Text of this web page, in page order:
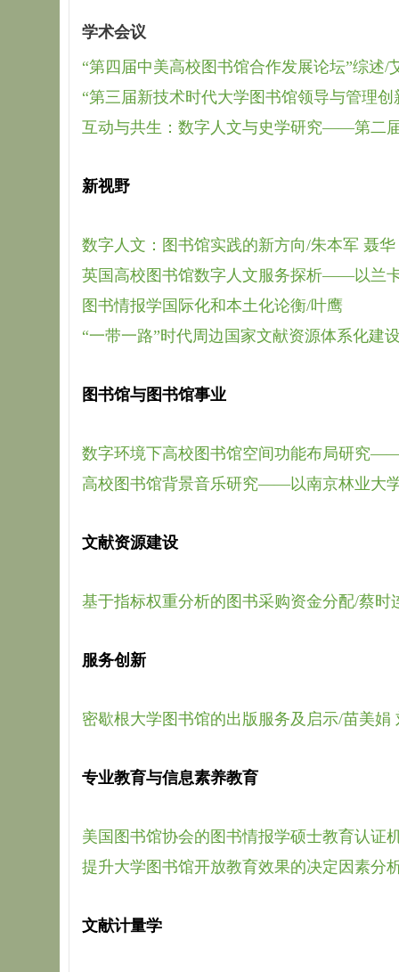
学术会议
“第四届中美高校图书馆合作发展论坛”综述/
“第三届新技术时代大学图书馆领导与管理
互动与共生：数字人文与史学研究——第二
新视野
数字人文：图书馆实践的新方向/朱本军 聂华
英国高校图书馆数字人文服务探析——以兰
图书情报学国际化和本土化论衡/叶鹰
“一带一路”时代周边国家文献资源体系化建
图书馆与图书馆事业
数字环境下高校图书馆空间功能布局研究
高校图书馆背景音乐研究——以南京林业大
文献资源建设
基于指标权重分析的图书采购资金分配/蔡时
服务创新
密歇根大学图书馆的出版服务及启示/苗美娟
专业教育与信息素养教育
美国图书馆协会的图书情报学硕士教育认证
提升大学图书馆开放教育效果的决定因素
文献计量学